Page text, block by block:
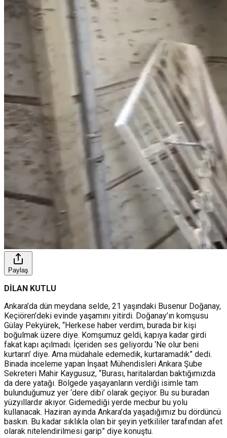
Paylaş
DİLAN KUTLU
Ankara’da dün meydana selde, 21 yaşındaki Busenur Doğanay,
Keçiören’deki evinde yaşamını yitirdi. Doğanay’ın komşusu
Gülay Pekyürek, “Herkese haber verdim, burada bir kişi
boğulmak üzere diye. Komşumuz geldi, kapıya kadar girdi
fakat kapı açılmadı. İçeriden ses geliyordu ‘Ne olur beni
kurtarın’ diye. Ama müdahale edemedik, kurtaramadık” dedi.
Binada inceleme yapan İnşaat Mühendisleri Ankara Şube
Sekreteri Mahir Kaygusuz, “Burası, haritalardan baktığımızda
da dere yatağı. Bölgede yaşayanların verdiği isimle tam
bulunduğumuz yer ‘dere dibi’ olarak geçiyor. Bu su buradan
yüzyıllardır akıyor. Gidemediği yerde mecbur bu yolu
kullanacak. Haziran ayında Ankara’da yaşadığımız bu dördüncü
baskın. Bu kadar sıklıkla olan bir şeyin yetkililer tarafından afet
olarak nitelendirilmesi garip” diye konuştu.